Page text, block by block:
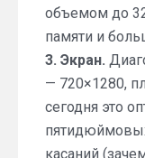
объемом до
памяти и
3. Экран.
— 720×1280,
сегодня это
касаний